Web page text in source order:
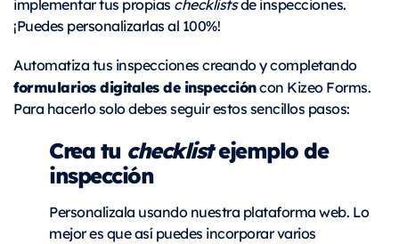
implementar tus propias checklistsde inspecciones.
¡Puedes personalizarlas al 100%!
Automatiza tus inspecciones creando y completando
formularios digitales de inspeccióncon Kizeo Forms.
Para hacerlo solo debes seguir estos sencillos pasos:
Crea tu checklistejemplo de
inspección
Personalizala usando nuestra plataforma web. Lo
mejor es que así puedes incorporar varios